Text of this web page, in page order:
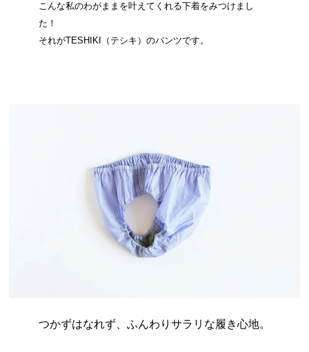
こんな私のわがままを叶えてくれる下着をみつけまし
た！
それがTESHIKI（テシキ）のパンツです。
つかずはなれず、ふんわりサラリな履き心地。